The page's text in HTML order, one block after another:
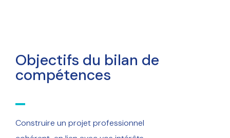
Objectifs du bilan de
compétences
Construire un projet professionnel